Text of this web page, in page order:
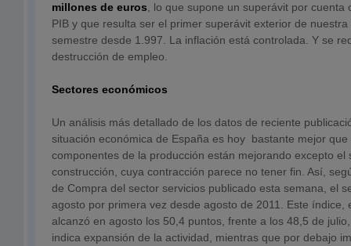
millones de euros , lo que supone un superávit por
PIB y que resulta ser el primer superávit exterior de
semestre desde 1.997. La inflación está controlada. Y se
destrucción de empleo.
Sectores económicos
Un análisis más detallado de los datos de reciente
situación económica de España es hoy bastante mejor que
componentes de la producción están mejorando excepto el
construcción, cuya contracción parece no tener fin. Así,
de Compra del sector servicios publicado esta semana, el
agosto por primera vez desde agosto de 2011. Este índice,
alcanzó en agosto los 50,4 puntos, frente a los 48,5 de
indica expansión de la actividad, mientras que por debajo